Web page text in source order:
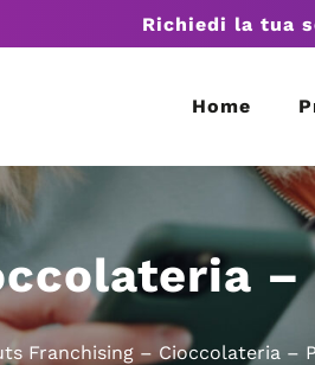
Richiedi la tua
Home
–
Franchising – Cioccolateria –